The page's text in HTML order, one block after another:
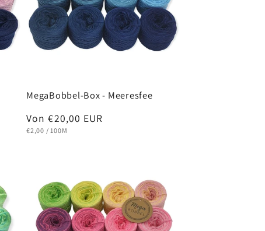
MegaBobbel-Box - Meeresfee
Normaler
Preis
Von €20,00 EUR
GRUNDPREIS
€2,00 / PRO
100M